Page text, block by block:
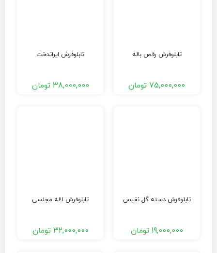
تابلوفرش رقص باله
75,000,000 تومان
تابلوفرش ایراندخت
38,000,000 تومان
تابلوفرش دسته گل نفیس
19,000,000 تومان
تابلوفرش لاله مجلسی
32,000,000 تومان